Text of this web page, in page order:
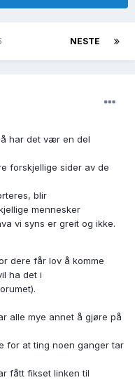
NESTE
har det vær en del
forskjellige sider av de
blir
mennesker
vi syns er greit og ikke.
dere får lov å komme
ha det i
alle mye annet å gjøre på
for at ting noen ganger tar
fått fikset linken til